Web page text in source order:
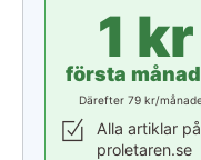
1 kr
första
Därefter 79 kr/
Alla artiklar på
proletaren.se